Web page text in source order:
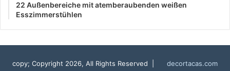
22 Außenbereiche mit atemberaubenden weißen
Esszimmerstühlen
copy; Copyright 2026, All Rights Reserved | decortacas.com